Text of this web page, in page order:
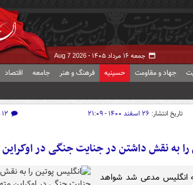
جمعه ۱۶ مرداد ۱۴۰۵ - Aug 7 2026
جهاد و مقاومت حسینیه فرهنگ و هنر جامعه اقتصاد
تاریخ انتشار: ۲۶ اسفند ۱۴۰۰ - ۲۱:۰۹ ۱۲ نظر
را به نقش داشتن در جنایت جنگی در
انگلیس مدعی شد شواهد